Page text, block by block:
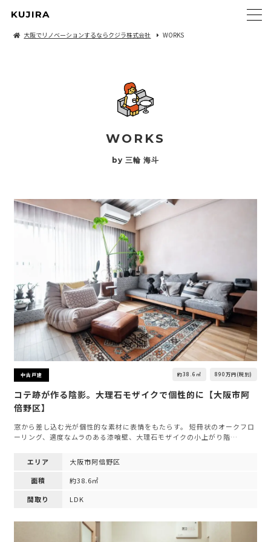
KUJIRA
大阪でリノベーションするならクジラ株式会社 WORKS
WORKS
by 三輪 海斗
中古戸建 約38.6㎡ 890万円(税別)
コテ跡が作る陰影。大理石モザイクで個性的に【大阪市阿
倍野区】
窓から差し込む光が個性的な素材に表情をもたらす。 短冊状のオークフロ
ーリング、適度なムラのある漆喰壁、大理石モザイクの小上がり階…
エリア
大阪市阿倍野区
面積
約38.6㎡
間取り
LDK